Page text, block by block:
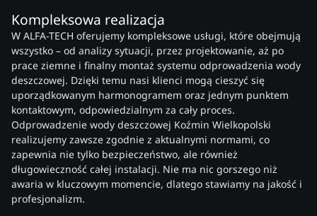
Kompleksowa realizacja
W ALFA-TECH oferujemy kompleksowe usługi, które obejmują
wszystko – od analizy sytuacji, przez projektowanie, aż po
prace ziemne i finalny montaż systemu odprowadzenia wody
deszczowej. Dzięki temu nasi klienci mogą cieszyć się
uporządkowanym harmonogramem oraz jednym punktem
kontaktowym, odpowiedzialnym za cały proces.
Odprowadzenie wody deszczowej Koźmin Wielkopolski
realizujemy zawsze zgodnie z aktualnymi normami, co
zapewnia nie tylko bezpieczeństwo, ale również
długowieczność całej instalacji. Nie ma nic gorszego niż
awaria w kluczowym momencie, dlatego stawiamy na jakość i
profesjonalizm.